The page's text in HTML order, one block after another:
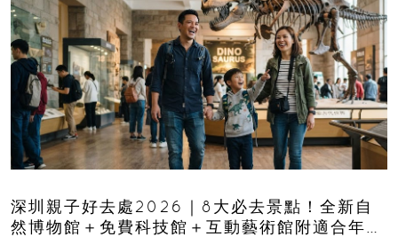
深圳親子好去處2026｜8大必去景點！全新自
然博物館＋免費科技館＋互動藝術館附適合年